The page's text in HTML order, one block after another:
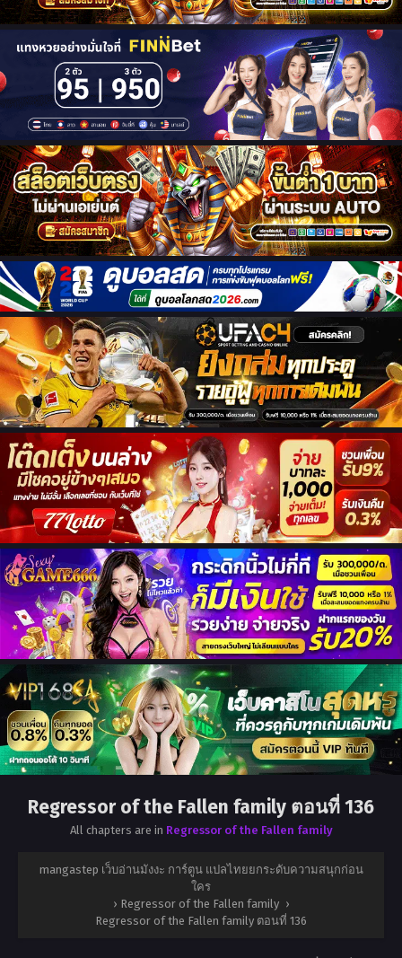
Regressor of the Fallen family ตอนที่ 136
All chapters are in Regressor of the Fallen family
mangastep เว็บอ่านมังงะ การ์ตูน แปลไทยยกระดับความสนุกก่อน
ใคร
› Regressor of the Fallen family ›
Regressor of the Fallen family ตอนที่ 136